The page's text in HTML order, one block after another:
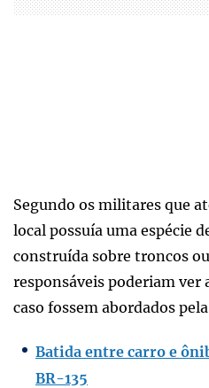
Segundo os militares que
local possuía uma espécie
construída sobre troncos
responsáveis poderiam ver
caso fossem abordados
Batida entre carro e
BR-135